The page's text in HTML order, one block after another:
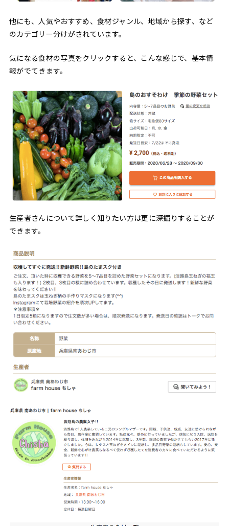
他にも、人気やおすすめ、食材ジャンル、地域から探す、など
のカテゴリー分けがされています。
気になる食材の写真をクリックすると、こんな感じで、基本情
報がでてきます。
生産者さんについて詳しく知りたい方は更に深掘りすることが
できます。